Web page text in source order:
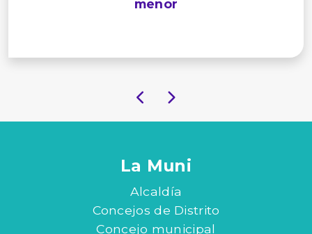
menor
La Muni
Alcaldía
Concejos de Distrito
Concejo municipal